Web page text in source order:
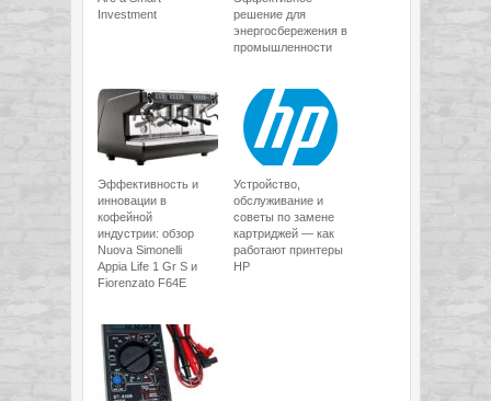
Investment
решение для
энергосбережения в
промышленности
Эффективность и
инновации в
кофейной
индустрии: обзор
Nuova Simonelli
Appia Life 1 Gr S и
Fiorenzato F64E
Устройство,
обслуживание и
советы по замене
картриджей — как
работают принтеры
HP